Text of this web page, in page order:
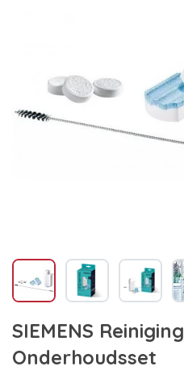
SIEMENS
Onderhoudsset